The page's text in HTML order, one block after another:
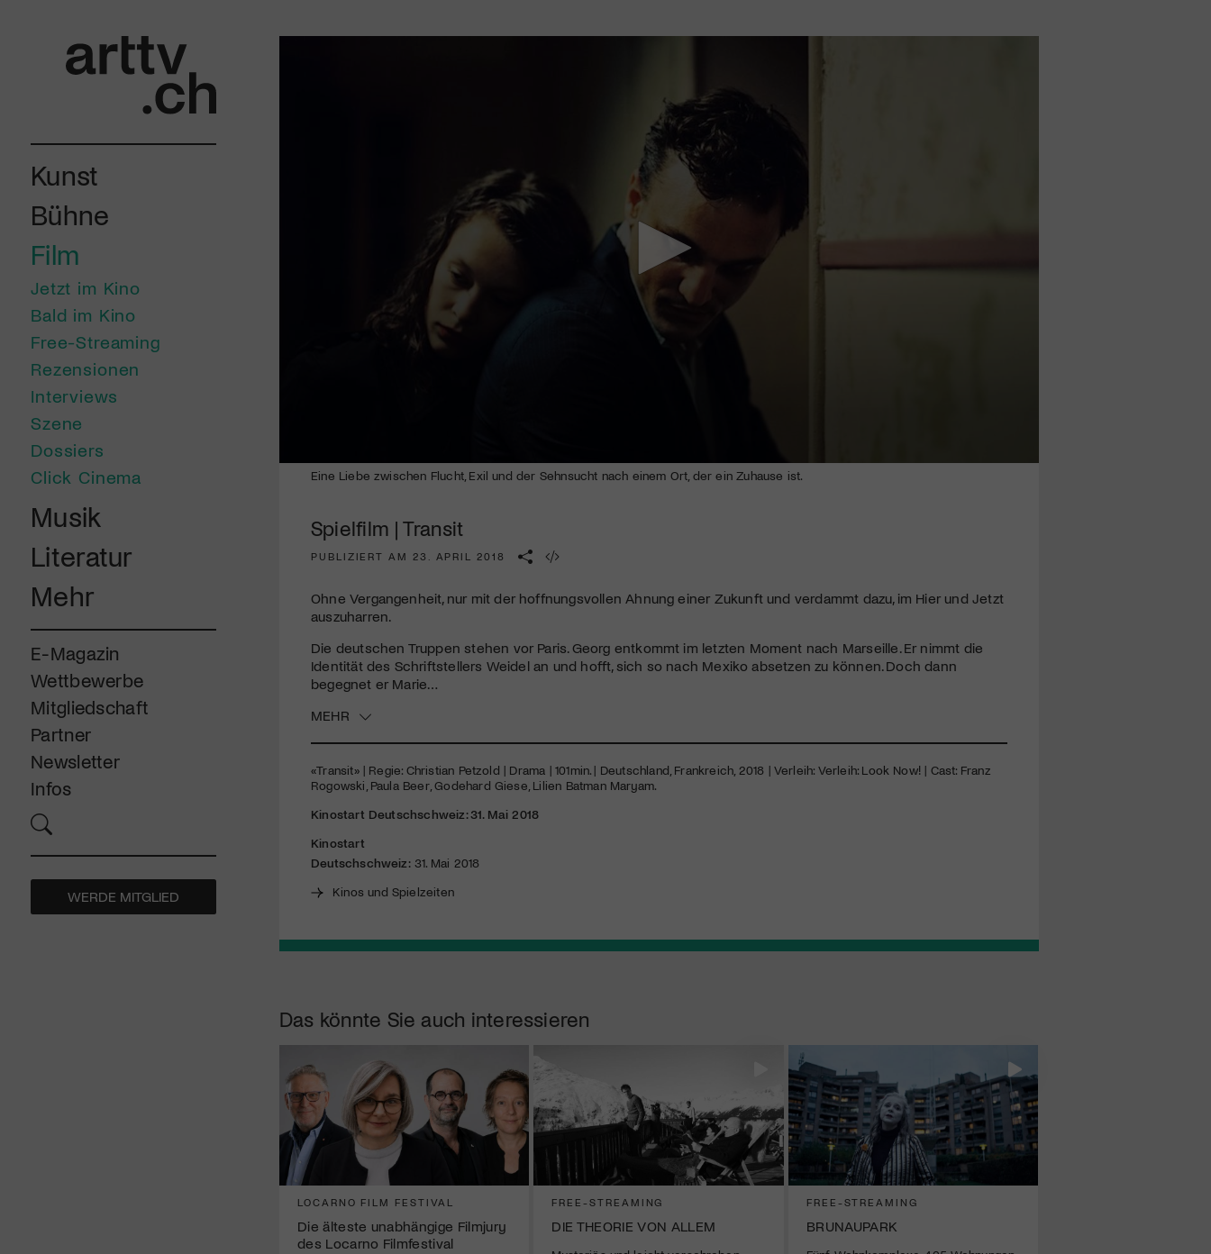
Kunst
Bühne
Film
Jetzt im Kino
Bald im Kino
Free-Streaming
Rezensionen
Interviews
Szene
Dossiers
Click Cinema
Musik
Literatur
Mehr
E-Magazin
Wettbewerbe
Mitgliedschaft
Partner
Newsletter
Infos
WERDE MITGLIED
seconds
minute,
secondsVolume
Eine Liebe zwischen Flucht, Exil und der Sehnsucht nach einem Ort, der ein Zuhause ist.
Spielfilm | Transit
PUBLIZIERT AM 23. APRIL 2018
Ohne Vergangenheit, nur mit der hoffnungsvollen Ahnung einer Zukunft und verdammt dazu, im Hier und Jetzt
auszuharren.
Die deutschen Truppen stehen vor Paris. Georg entkommt im letzten Moment nach Marseille. Er nimmt die
Identität des Schriftstellers Weidel an und hofft, sich so nach Mexiko absetzen zu können. Doch dann
begegnet er Marie…
MEHR
«Transit» | Regie: Christian Petzold | Drama | 101min. | Deutschland, Frankreich, 2018 | Verleih: Verleih: Look Now! | Cast: Franz
Rogowski, Paula Beer, Godehard Giese, Lilien Batman Maryam.
Kinostart Deutschschweiz: 31. Mai 2018
Kinostart
Deutschschweiz:31. Mai 2018
Kinos und Spielzeiten
Das könnte Sie auch interessieren
LOCARNO FILM FESTIVAL
Die älteste unabhängige Filmjury
des Locarno Filmfestival
FREE-STREAMING
DIE THEORIE VON ALLEM
FREE-STREAMING
BRUNAUPARK
diversen Kulturevents.